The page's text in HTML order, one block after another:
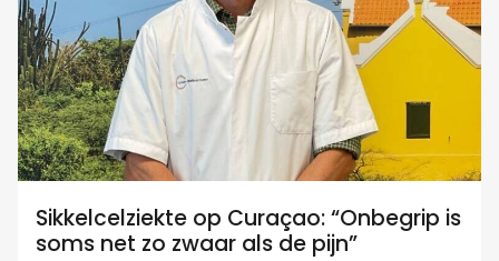
Sikkelcelziekte op Curaçao: “Onbegrip is
soms net zo zwaar als de pijn”